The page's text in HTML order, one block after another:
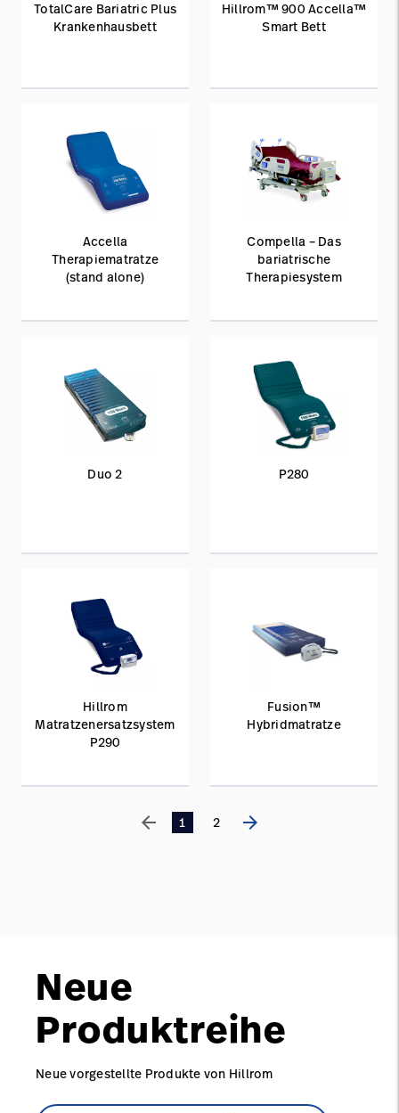
TotalCare Bariatric Plus
Krankenhausbett
Hillrom™ 900 Accella™
Smart Bett
Accella
Therapiematratze
(stand alone)
Compella – Das
bariatrische
Therapiesystem
Duo 2 P280
Hillrom
Matratzenersatzsystem
P290
Fusion™
Hybridmatratze
arrow_back 1 2 arrow_forward
Neue
Produktreihe
Neue vorgestellte Produkte von Hillrom